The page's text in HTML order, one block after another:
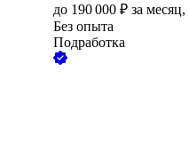
до 190 000 ₽ за месяц,
Без опыта
Подработка